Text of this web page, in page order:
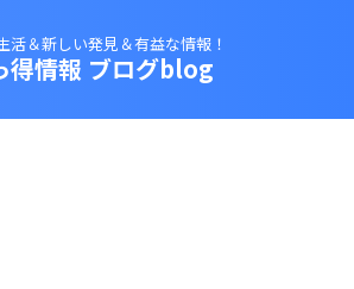
活＆新しい発見＆有益な情報！
得情報 ブログblog